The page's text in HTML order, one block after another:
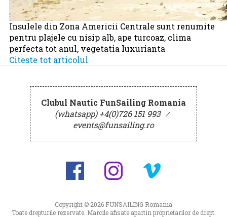
Insulele din Zona Americii Centrale sunt renumite
pentru plajele cu nisip alb, ape turcoaz, clima
perfecta tot anul, vegetatia luxurianta
Citeste tot articolul
Clubul Nautic FunSailing Romania
(whatsapp) +4(0)726 151 993 ⁄
events@funsailing.ro
Copyright © 2026 FUNSAILING Romania
Toate drepturile rezervate. Marcile afisate apartin proprietarilor de drept.